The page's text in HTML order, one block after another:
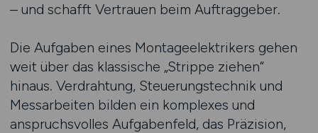
– und schafft Vertrauen beim Auftraggeber.
Die Aufgaben eines Montageelektrikers gehen
weit über das klassische „Strippe ziehen“
hinaus. Verdrahtung, Steuerungstechnik und
Messarbeiten bilden ein komplexes und
anspruchsvolles Aufgabenfeld, das Präzision,